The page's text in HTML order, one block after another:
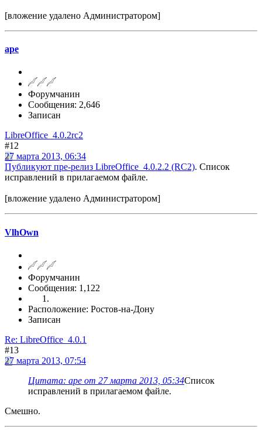
[вложение удалено Администратором]
ape
Форумчанин
Сообщения: 2,646
Записан
LibreOffice_4.0.2rc2
#12
27 марта 2013, 06:34
Публикуют пре-релиз LibreOffice_4.0.2.2 (RC2). Список
исправлений в прилагаемом файле.
[вложение удалено Администратором]
VlhOwn
Форумчанин
Сообщения: 1,122
Расположение: Ростов-на-Дону
Записан
Re: LibreOffice_4.0.1
#13
27 марта 2013, 07:54
Цитата: ape от 27 марта 2013, 05:34Список
исправлений в прилагаемом файле.
Смешно.